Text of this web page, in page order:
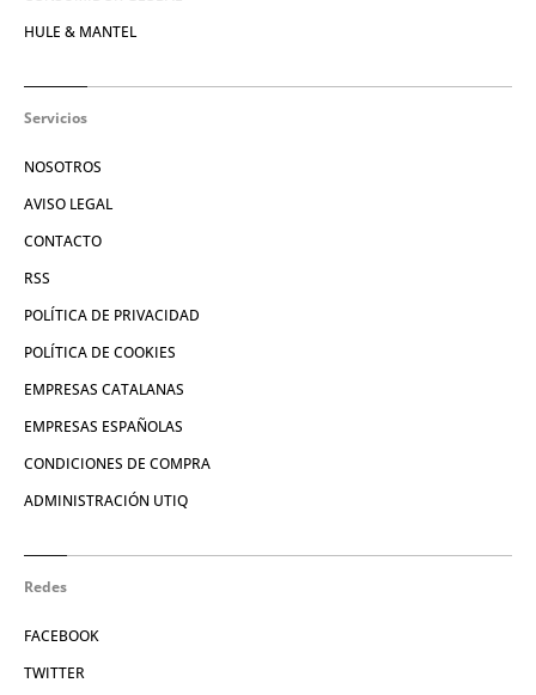
HULE & MANTEL
Servicios
NOSOTROS
AVISO LEGAL
CONTACTO
RSS
POLÍTICA DE PRIVACIDAD
POLÍTICA DE COOKIES
EMPRESAS CATALANAS
EMPRESAS ESPAÑOLAS
CONDICIONES DE COMPRA
ADMINISTRACIÓN UTIQ
Redes
FACEBOOK
TWITTER